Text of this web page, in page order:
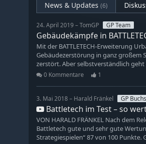
News & Updates (6)
24. April 2019 – TomGP GP Team
Gebäudekämpfe in
Mit der BATTLETECH-Erweiterung
Gebäudezerstörung in ganz großem
zerstört. Aber selbstverständlich geht
0 Kommentare 1
3. Mai 2018 – Harald Fränkel GP
Battletech im Test – so
VON HARALD FRÄNKEL Nach dem
Battletech gute und sehr gute
Strategiespielen“ 87 von 100 Punkte.